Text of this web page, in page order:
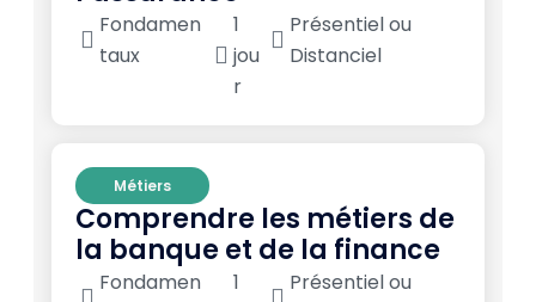
Fondamen
taux
1
jou
r
Présentiel ou
Distanciel
Métiers
Comprendre les métiers de
la banque et de la finance
Fondamen
1
Présentiel ou